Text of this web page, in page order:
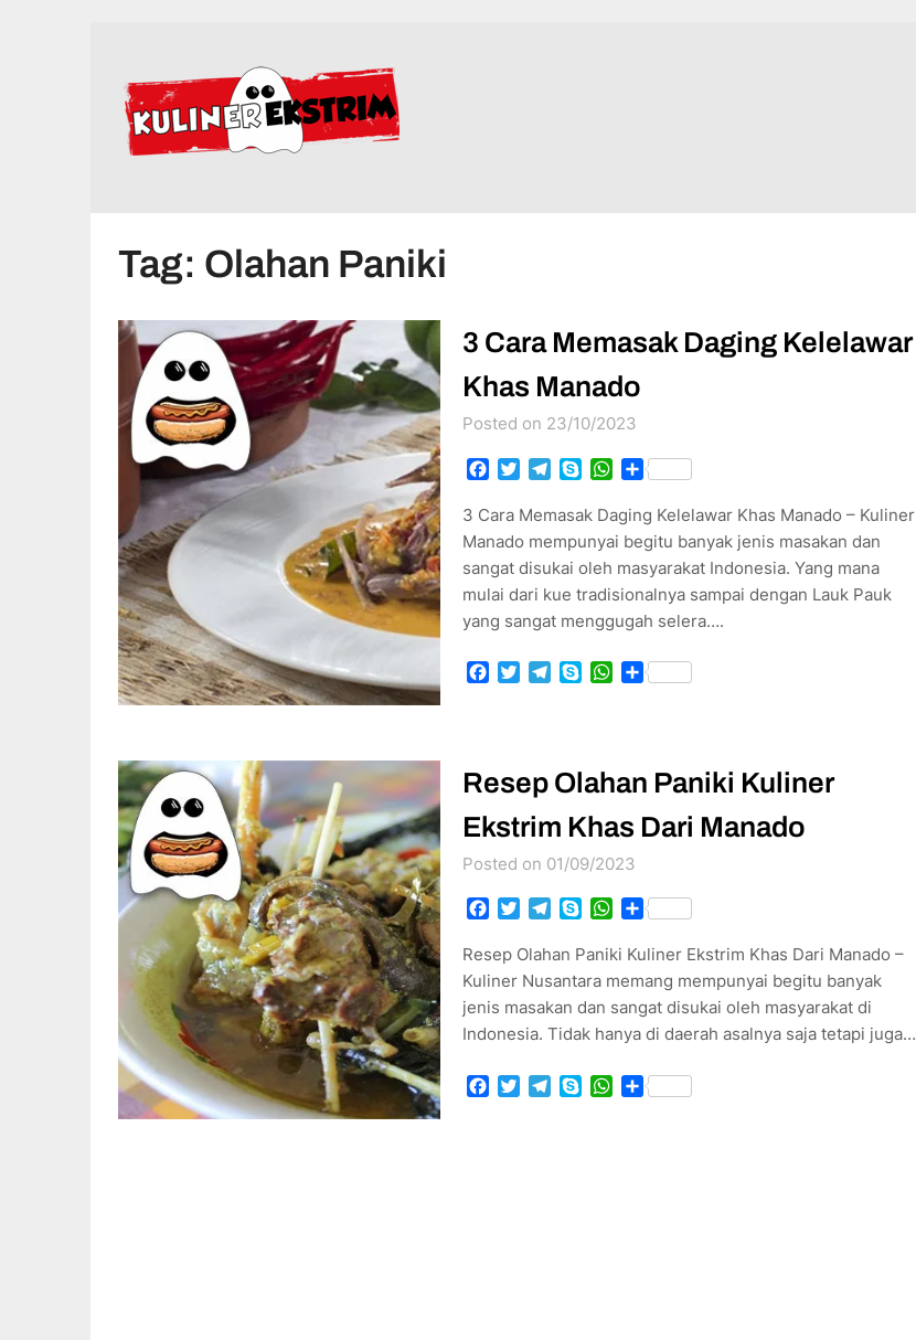
Tag: Olahan Paniki
3 Cara Memasak Daging Kelelawar
Khas Manado
Posted on 23/10/2023
Facebook
TwitterTelegram
SkypeWhatsApp
Share
3 Cara Memasak Daging Kelelawar Khas Manado – Kuliner
Manado mempunyai begitu banyak jenis masakan dan
sangat disukai oleh masyarakat Indonesia. Yang mana
mulai dari kue tradisionalnya sampai dengan Lauk Pauk
yang sangat menggugah selera….
Facebook
TwitterTelegram
SkypeWhatsApp
Share
Resep Olahan Paniki Kuliner
Ekstrim Khas Dari Manado
Posted on 01/09/2023
Facebook
TwitterTelegram
SkypeWhatsApp
Share
Resep Olahan Paniki Kuliner Ekstrim Khas Dari Manado –
Kuliner Nusantara memang mempunyai begitu banyak
jenis masakan dan sangat disukai oleh masyarakat di
Indonesia. Tidak hanya di daerah asalnya saja tetapi juga…
Facebook
TwitterTelegram
SkypeWhatsApp
Share